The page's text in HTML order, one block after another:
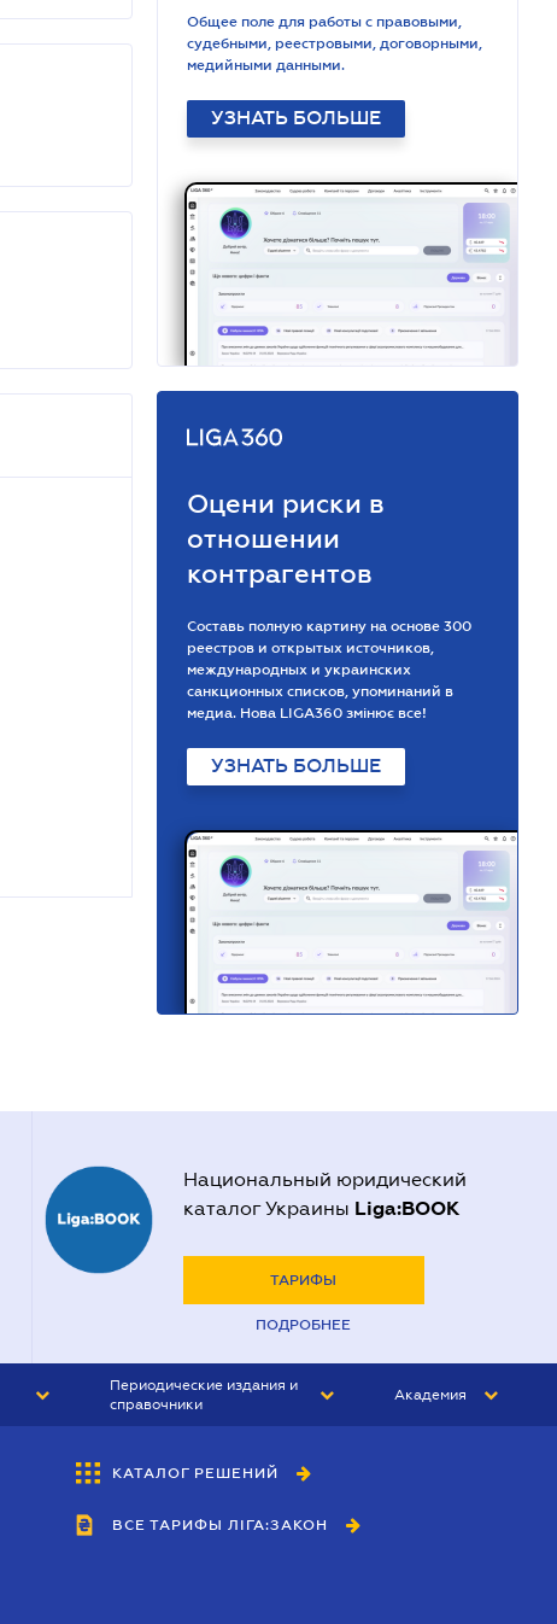
Общее поле для работы с правовыми,
судебными, реестровыми, договорными,
медийными данными.
УЗНАТЬ БОЛЬШЕ
Оцени риски в
отношении
контрагентов
Составь полную картину на основе 300
реестров и открытых источников,
международных и украинских
санкционных списков, упоминаний в
медиа. Нова LIGA360 змінює все!
УЗНАТЬ БОЛЬШЕ
Национальный юридический
каталог Украины Liga:BOOK
ТАРИФЫ
ПОДРОБНЕЕ
Периодические издания и
справочники
БУХГАЛТЕР&ЗАКОН
ВЕСТНИК МСФО
Академия
КАТАЛОГ РЕШЕНИЙ
ВСЕ ТАРИФЫ ЛІГА:ЗАКОН